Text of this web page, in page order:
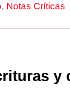
, Notas Críticas
y